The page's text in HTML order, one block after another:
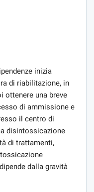
inizia
di riabilitazione, in
ottenere una breve
di ammissione e
il centro di
disintossicazione
di trattamenti,
dalla gravità